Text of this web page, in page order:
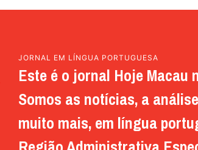
JORNAL EM LÍNGUA PORTUGUESA
Este é o jornal Hoje Macau
Somos as notícias, a
muito mais, em língua